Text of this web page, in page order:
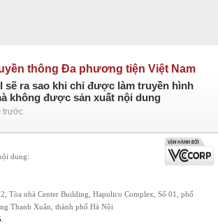
thông Đa phương tiện Việt Nam
sẽ ra sao khi chỉ được làm truyền hình
không được sản xuất nội dung
trước
dung:
Tòa nhà Center Building, Hapulico Complex, Số 01, phố
Thanh Xuân, thành phố Hà Nội